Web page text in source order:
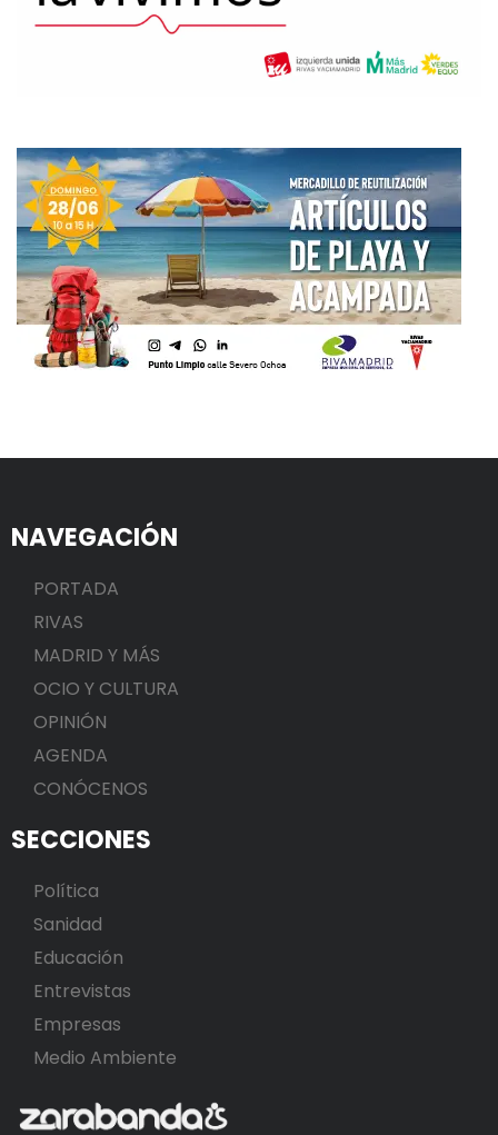
NAVEGACIÓN
PORTADA
RIVAS
MADRID Y MÁS
OCIO Y CULTURA
OPINIÓN
AGENDA
CONÓCENOS
SECCIONES
Política
Sanidad
Educación
Entrevistas
Empresas
Medio Ambiente